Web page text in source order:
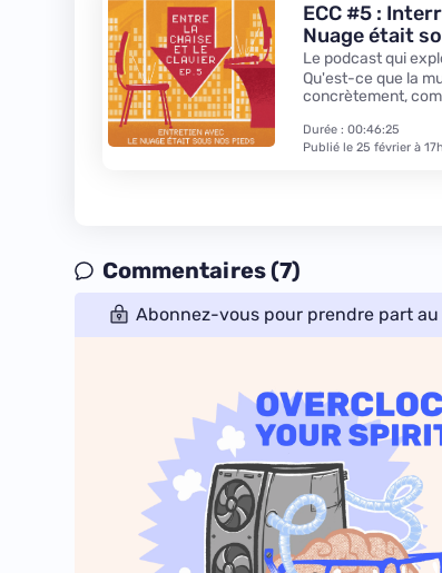
ECC #5 :
Nuage était
Le podcast qui
Qu'est-ce que la
concrètement,
deux membres du
question depuis
Durée : 00:46:25
Publié le 25 février à
Commentaires (7)
Abonnez-vous pour prendre part